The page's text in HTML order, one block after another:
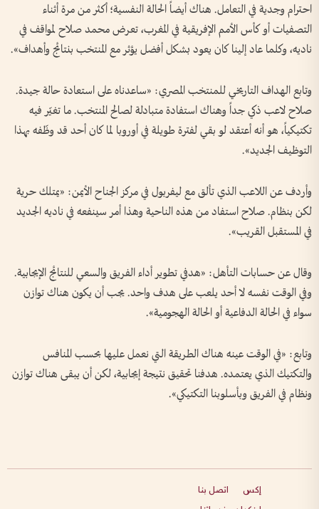
احترام وجدية في التعامل. هناك أيضاً الحالة النفسية؛ أكثر من مرة أثناء
التصفيات أو كأس الأمم الإفريقية في المغرب، تعرض محمد صلاح لمواقف في
ناديه، وكلما عاد إلينا كان يعود بشكل أفضل يؤثر مع المنتخب بنتائج وأهداف».
وتابع الهداف التاريخي للمنتخب المصري: «ساعدناه على استعادة حالة جيدة.
صلاح لاعب ذكي جداً وهناك استفادة متبادلة لصالح المنتخب. ما تغيّر فيه
تكتيكياً، هو أنه أعتقد لو بقي لفترة طويلة في أوروبا لما كان أحد قد وظّفه بهذا
التوظيف الجديد».
وأردف عن اللاعب الذي تألق مع ليفربول في مركز الجناح الأيمن: «يمتلك حرية
لكن بنظام. صلاح استفاد من هذه الناحية وهذا أمر سينفعه في ناديه الجديد
في المستقبل القريب».
وقال عن حسابات التأهل: «هدفي تطوير أداء الفريق والسعي للنتائج الإيجابية.
وفي الوقت نفسه لا أحد يلعب على هدف واحد. يجب أن يكون هناك توازن
سواء في الحالة الدفاعية أو الحالة الهجومية».
وتابع: «في الوقت عينه هناك الطريقة التي نعمل عليها بحسب المنافس
والتكتيك الذي يعتمده. هدفنا تحقيق نتيجة إيجابية، لكن أن يبقى هناك توازن
ونظام في الفريق وبأسلوبنا التكتيكي».
إكس
اتصل بنا